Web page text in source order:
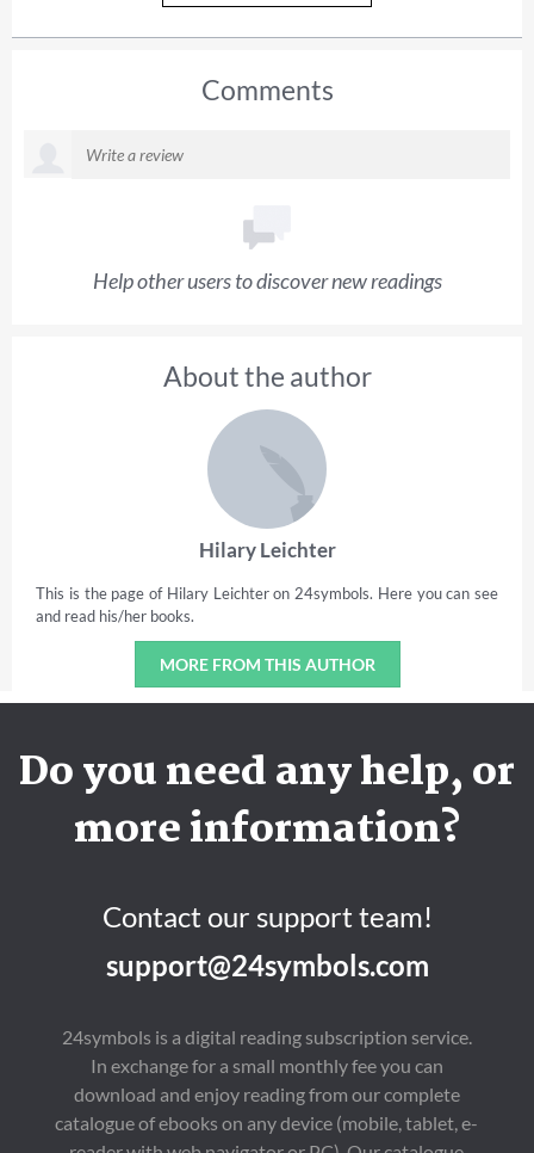
Comments
Help other users to discover new readings
About the author
Hilary Leichter
This is the page of Hilary Leichter on 24symbols. Here you can see
and read his/her books.
MORE FROM THIS AUTHOR
Do you need any help, or
more information?
Contact our support team!
support@24symbols.com
24symbols is a digital reading subscription service.
In exchange for a small monthly fee you can
download and enjoy reading from our complete
catalogue of ebooks on any device (mobile, tablet, e-